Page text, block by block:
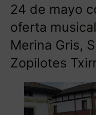
24 de mayo
oferta
Merina Gris,
Zopilotes